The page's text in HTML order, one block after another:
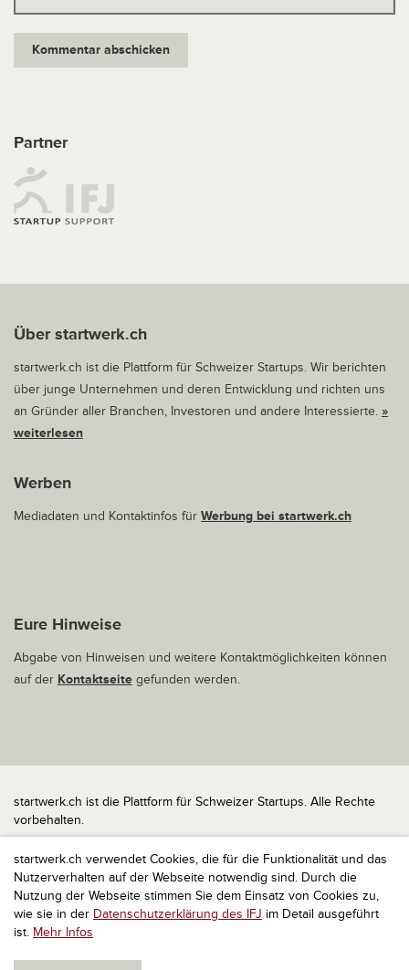
startwerk.ch verwendet Cookies, die für die Funktionalität und das
Nutzerverhalten auf der Webseite notwendig sind. Durch die
Nutzung der Webseite stimmen Sie dem Einsatz von Cookies zu,
wie sie in der Datenschutzerklärung des IFJ im Detail ausgeführt
ist. Mehr Infos
Partner
Über startwerk.ch
startwerk.ch ist die Plattform für Schweizer Startups. Wir berichten
über junge Unternehmen und deren Entwicklung und richten uns
an Gründer aller Branchen, Investoren und andere Interessierte. »
weiterlesen
Werben
Mediadaten und Kontaktinfos für Werbung bei startwerk.ch
Eure Hinweise
Abgabe von Hinweisen und weitere Kontaktmöglichkeiten können
auf der Kontaktseite gefunden werden.
startwerk.ch ist die Plattform für Schweizer Startups. Alle Rechte
vorbehalten.
Impressum
Kontakt
nach oben